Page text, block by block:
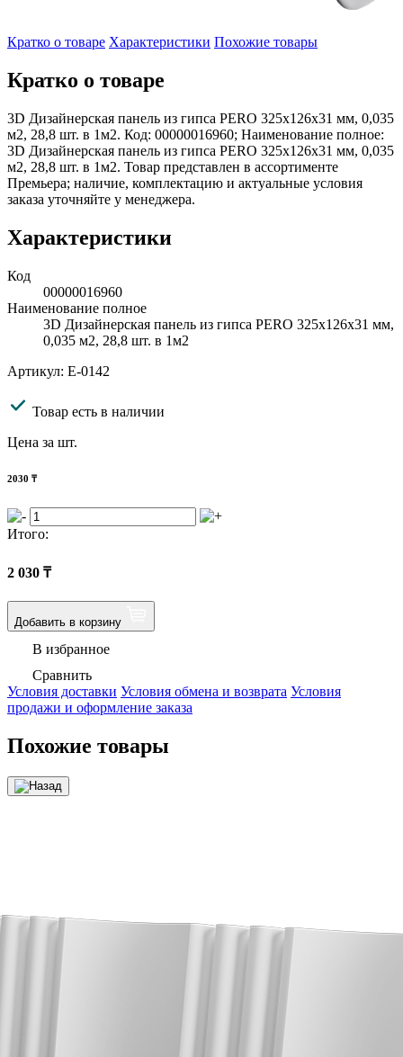
Кратко о товаре Характеристики Похожие товары
Кратко о товаре
3D Дизайнерская панель из гипса PERO 325x126x31 мм, 0,035
м2, 28,8 шт. в 1м2. Код: 00000016960; Наименование полное:
3D Дизайнерская панель из гипса PERO 325x126x31 мм, 0,035
м2, 28,8 шт. в 1м2. Товар представлен в ассортименте
Премьера; наличие, комплектацию и актуальные условия
заказа уточняйте у менеджера.
Характеристики
Код
00000016960
Наименование полное
3D Дизайнерская панель из гипса PERO 325x126x31 мм,
0,035 м2, 28,8 шт. в 1м2
Артикул: E-0142
Товар есть в наличии
Цена за шт.
2030 ₸
Итого:
2 030 ₸
Добавить в корзину
В избранное
Сравнить
Условия доставки Условия обмена и возврата Условия
продажи и оформление заказа
Похожие товары